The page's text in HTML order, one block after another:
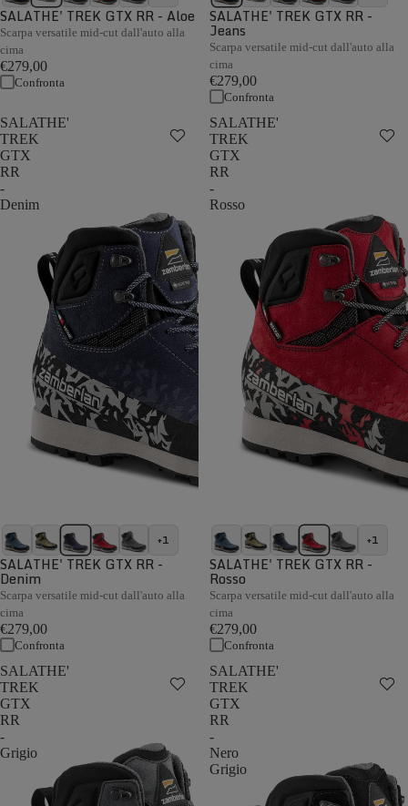
SALATHE' TREK GTX RR - Aloe
Scarpa versatile mid-cut dall'auto alla
cima
€279,00
Confronta
SALATHE' TREK GTX RR -
Jeans
Scarpa versatile mid-cut dall'auto alla
cima
€279,00
Confronta
SALATHE'
TREK
GTX
RR
-
Denim
+1
SALATHE' TREK GTX RR -
Denim
Scarpa versatile mid-cut dall'auto alla
cima
€279,00
Confronta
SALATHE'
TREK
GTX
RR
-
Rosso
+1
SALATHE' TREK GTX RR -
Rosso
Scarpa versatile mid-cut dall'auto alla
cima
€279,00
Confronta
SALATHE'
TREK
GTX
RR
-
Grigio
SALATHE'
TREK
GTX
RR
-
Nero
Grigio